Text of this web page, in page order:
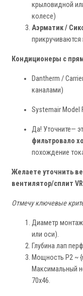
крыловидной
колесе)
Аэрматик /
Кондиционеры с
Dantherm /
каналами)
Systemair Model
Да! Уточните—
фильтровало
похождение
Желаете уточнить
вентилятор/сплит
Отмечу ключевые
Диаметр
или оси).
Глубина лап
Мощность P2 ~
Максимальный
70х46.